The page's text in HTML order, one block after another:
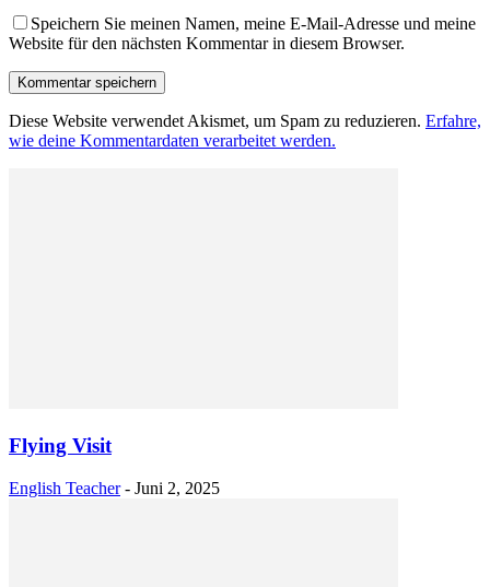
Speichern Sie meinen Namen, meine E-Mail-Adresse und meine
Website für den nächsten Kommentar in diesem Browser.
Diese Website verwendet Akismet, um Spam zu reduzieren. Erfahre,
wie deine Kommentardaten verarbeitet werden.
Flying Visit
English Teacher - Juni 2, 2025